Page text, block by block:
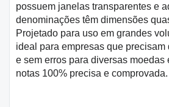
possuem janelas transparentes e
denominações têm dimensões
Projetado para uso em grandes
ideal para empresas que precisam
e sem erros para diversas moedas
notas 100% precisa e comprovada.